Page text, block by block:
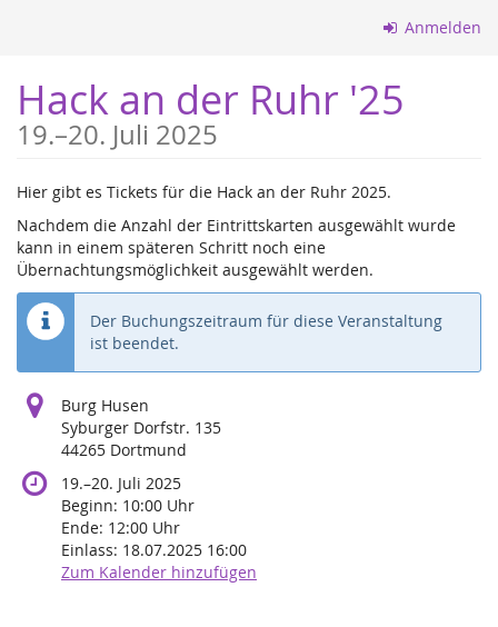
springen
Anmelden
Hack an der Ruhr '25
19.–bis
20. Juli 2025
Hier gibt es Tickets für die Hack an der Ruhr 2025.
Nachdem die Anzahl der Eintrittskarten ausgewählt wurde
kann in einem späteren Schritt noch eine
Übernachtungsmöglichkeit ausgewählt werden.
Der Buchungszeitraum für diese Veranstaltung
ist beendet.
Burg Husen
Syburger Dorfstr. 135
44265 Dortmund
19.–bis
20. Juli 2025
Beginn: 10:00 Uhr
Ende: 12:00 Uhr
Einlass: 18.07.2025 16:00
Zum Kalender hinzufügen